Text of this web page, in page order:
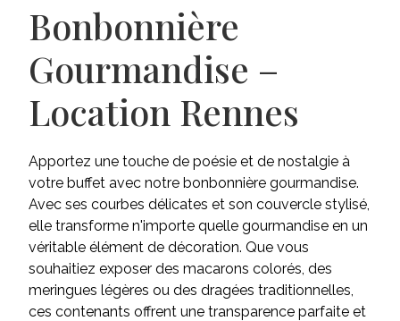
Bonbonnière
Gourmandise –
Location Rennes
Apportez une touche de poésie et de nostalgie à
votre buffet avec notre bonbonnière gourmandise.
Avec ses courbes délicates et son couvercle stylisé,
elle transforme n'importe quelle gourmandise en un
véritable élément de décoration. Que vous
souhaitiez exposer des macarons colorés, des
meringues légères ou des dragées traditionnelles,
ces contenants offrent une transparence parfaite et